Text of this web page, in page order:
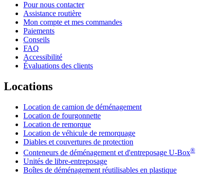
Pour nous contacter
Assistance routière
Mon compte et mes commandes
Paiements
Conseils
FAQ
Accessibilité
Évaluations des clients
Locations
Location de camion de déménagement
Location de fourgonnette
Location de remorque
Location de véhicule de remorquage
Diables et couvertures de protection
Conteneurs de déménagement et d'entreposage U-Box®
Unités de libre-entreposage
Boîtes de déménagement réutilisables en plastique